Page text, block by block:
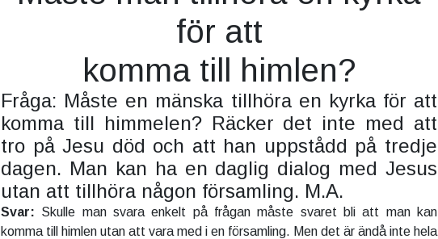
för att
komma till himlen?
Fråga: Måste en mänska tillhöra en kyrka för att
komma till himmelen? Räcker det inte med att
tro på Jesu död och att han uppstådd på tredje
dagen. Man kan ha en daglig dialog med Jesus
utan att tillhöra någon församling. M.A.
Svar: Skulle man svara enkelt på frågan måste svaret bli att man kan
komma till himlen utan att vara med i en församling. Men det är ändå inte hela